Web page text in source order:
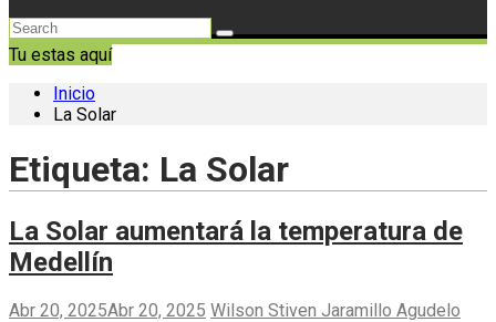
Tu estas aquí
Inicio
La Solar
Etiqueta: La Solar
La Solar aumentará la temperatura de
Medellín
Abr 20, 2025Abr 20, 2025 Wilson Stiven Jaramillo Agudelo